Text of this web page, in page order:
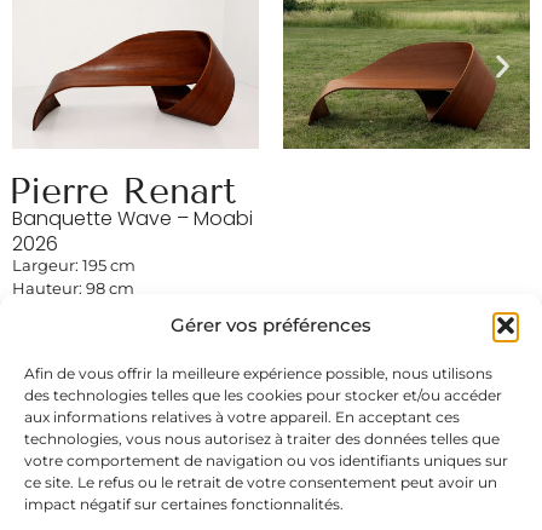
Gérer vos préférences
Afin de vous offrir la meilleure expérience possible, nous utilisons
des technologies telles que les cookies pour stocker et/ou accéder
aux informations relatives à votre appareil. En acceptant ces
technologies, vous nous autorisez à traiter des données telles que
votre comportement de navigation ou vos identifiants uniques sur
ce site. Le refus ou le retrait de votre consentement peut avoir un
impact négatif sur certaines fonctionnalités.
Pierre Renart
Banquette Wave – Moabi
2026
Largeur: 195 cm
Hauteur: 98 cm
Demande d'informations Télécharger la fiche